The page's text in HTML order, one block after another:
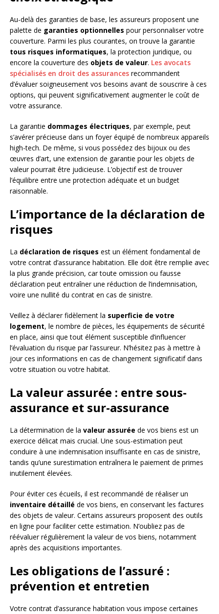
Au-delà des garanties de base, les assureurs proposent une
palette de garanties optionnelles pour personnaliser votre
couverture. Parmi les plus courantes, on trouve la garantie
tous risques informatiques, la protection juridique, ou
encore la couverture des objets de valeur. Les avocats
spécialisés en droit des assurances recommandent
d’évaluer soigneusement vos besoins avant de souscrire à ces
options, qui peuvent significativement augmenter le coût de
votre assurance.
La garantie dommages électriques, par exemple, peut
s’avérer précieuse dans un foyer équipé de nombreux appareils
high-tech. De même, si vous possédez des bijoux ou des
œuvres d’art, une extension de garantie pour les objets de
valeur pourrait être judicieuse. L’objectif est de trouver
l’équilibre entre une protection adéquate et un budget
raisonnable.
L’importance de la déclaration de
risques
La déclaration de risques est un élément fondamental de
votre contrat d’assurance habitation. Elle doit être remplie avec
la plus grande précision, car toute omission ou fausse
déclaration peut entraîner une réduction de l’indemnisation,
voire une nullité du contrat en cas de sinistre.
Veillez à déclarer fidèlement la superficie de votre
logement, le nombre de pièces, les équipements de sécurité
en place, ainsi que tout élément susceptible d’influencer
l’évaluation du risque par l’assureur. N’hésitez pas à mettre à
jour ces informations en cas de changement significatif dans
votre situation ou votre habitat.
La valeur assurée : entre sous-
assurance et sur-assurance
La détermination de la valeur assurée de vos biens est un
exercice délicat mais crucial. Une sous-estimation peut
conduire à une indemnisation insuffisante en cas de sinistre,
tandis qu’une surestimation entraînera le paiement de primes
inutilement élevées.
Pour éviter ces écueils, il est recommandé de réaliser un
inventaire détaillé de vos biens, en conservant les factures
des objets de valeur. Certains assureurs proposent des outils
en ligne pour faciliter cette estimation. N’oubliez pas de
réévaluer régulièrement la valeur de vos biens, notamment
après des acquisitions importantes.
Les obligations de l’assuré :
prévention et entretien
Votre contrat d’assurance habitation vous impose certaines